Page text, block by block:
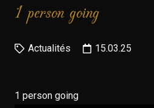
1 person going
Actualités 15.03.25
1 person going